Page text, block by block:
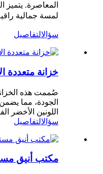
المعاصرة. يتميز
لمسة جمالية
سؤالالتفاصيل
خزانة متعددة
صُممت هذه
الجودة، مما
اللونين الأخضر
سؤالالتفاصيل
مكتب أنيق